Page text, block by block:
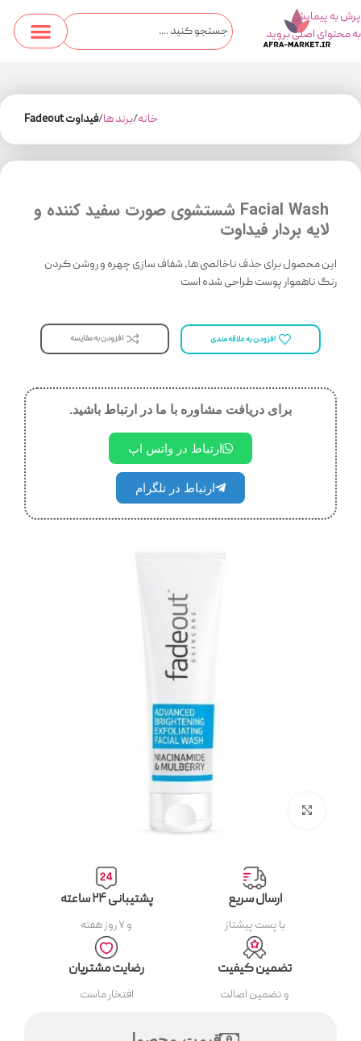
پرش به پیمایش
به محتوای اصلی بروید
خانه برند ها فیداوت Fadeout
Facial Wash شستشوی صورت سفید کننده و
لایه بردار فیداوت
این محصول برای حذف ناخالصی ها، شفاف سازی چهره و روشن کردن
رنگ ناهموار پوست طراحی شده است
افزودن به علاقه مندی افزودن به مقایسه
برای دریافت مشاوره با ما در ارتباط باشید.
ارتباط در واتس اپ
ارتباط در تلگرام
ارسال سریع
با پست پیشتاز
پشتیبانی ۲۴ ساعته
و ۷ روز هفته
تضمین کیفیت
و تضمین اصالت
رضایت مشتریان
افتخار ماست